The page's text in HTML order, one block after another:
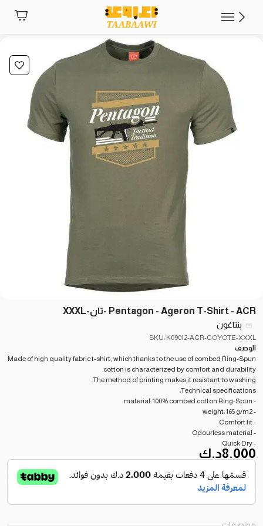
Pentagon - Ageron T-Shirt - ACR -تان-XXXL
بنتاغون
SKU: K09012-ACR-COYOTE-XXXL
الوصف
Made of high quality fabric t-shirt, which thanks to the use of combed Ring-Spun
cotton is characterized by comfort and durability.
The method of printing makes it resistant to washing.
Technical specifications:
- material: 100% combed cotton Ring-Spun
- weight: 165 g/m2
- Comfort fit
- Odourless material
- Quick Dry
8.000د.ك